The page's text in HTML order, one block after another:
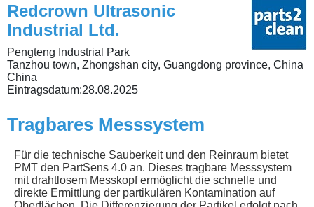
Redcrown Ultrasonic
Industrial Ltd.
Pengteng Industrial Park
Tanzhou town, Zhongshan city, Guangdong province, China
China
Eintragsdatum:28.08.2025
Tragbares Messsystem
Für die technische Sauberkeit und den Reinraum bietet
PMT den PartSens 4.0 an. Dieses tragbare Messsystem
mit drahtlosem Messkopf ermöglicht die schnelle und
direkte Ermittlung der partikulären Kontamination auf